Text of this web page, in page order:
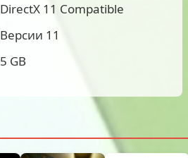
DirectX 11 Compatible
Версии 11
5 GB